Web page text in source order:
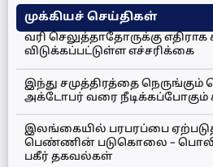
முக்கியச் செய்திகள்
வரி செலுத்தாதோருக்கு எதிராக
விடுக்கப்பட்டுள்ள எச்சரிக்கை
இந்து சமுத்திரத்தை
அக்டோபர் வரை நீடிக்கப்போகும்
இலங்கையில் பரபரப்பை
பெண்ணின் படுகொலை –
பகீர் தகவல்கள்